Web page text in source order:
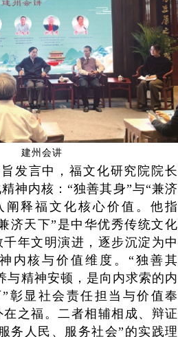
建州会讲
发言中，福文化研究院院长
神内核：“独善其身”与“兼济
阐释福文化核心价值。他指
济天下”是中华优秀传统文化
年文明演进，逐步沉淀为中
内核与价值维度。“独善其
与精神安顿，是向内求索的内
彰显社会责任担当与价值奉
之福。二者相辅相成、辩证
务人民、服务社会”的实践理